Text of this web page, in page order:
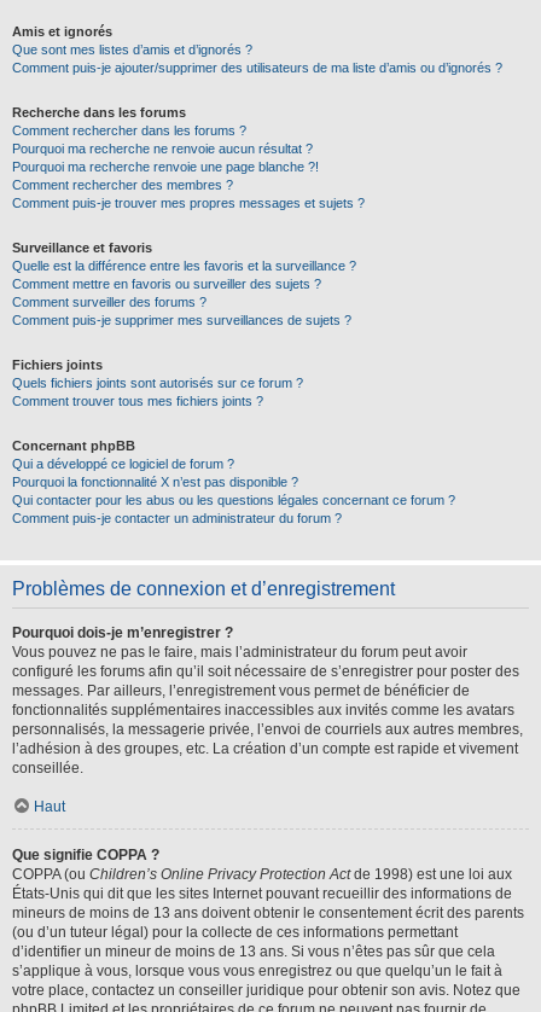
Amis et ignorés
Que sont mes listes d’amis et d’ignorés ?
Comment puis-je ajouter/supprimer des utilisateurs de ma liste d’amis ou d’ignorés ?
Recherche dans les forums
Comment rechercher dans les forums ?
Pourquoi ma recherche ne renvoie aucun résultat ?
Pourquoi ma recherche renvoie une page blanche ?!
Comment rechercher des membres ?
Comment puis-je trouver mes propres messages et sujets ?
Surveillance et favoris
Quelle est la différence entre les favoris et la surveillance ?
Comment mettre en favoris ou surveiller des sujets ?
Comment surveiller des forums ?
Comment puis-je supprimer mes surveillances de sujets ?
Fichiers joints
Quels fichiers joints sont autorisés sur ce forum ?
Comment trouver tous mes fichiers joints ?
Concernant phpBB
Qui a développé ce logiciel de forum ?
Pourquoi la fonctionnalité X n’est pas disponible ?
Qui contacter pour les abus ou les questions légales concernant ce forum ?
Comment puis-je contacter un administrateur du forum ?
Problèmes de connexion et d’enregistrement
Pourquoi dois-je m’enregistrer ?
Vous pouvez ne pas le faire, mais l’administrateur du forum peut avoir
configuré les forums afin qu’il soit nécessaire de s’enregistrer pour poster des
messages. Par ailleurs, l’enregistrement vous permet de bénéficier de
fonctionnalités supplémentaires inaccessibles aux invités comme les avatars
personnalisés, la messagerie privée, l’envoi de courriels aux autres membres,
l’adhésion à des groupes, etc. La création d’un compte est rapide et vivement
conseillée.
Haut
Que signifie COPPA ?
COPPA (ou Children’s Online Privacy Protection Actde 1998) est une loi aux
États-Unis qui dit que les sites Internet pouvant recueillir des informations de
mineurs de moins de 13 ans doivent obtenir le consentement écrit des parents
(ou d’un tuteur légal) pour la collecte de ces informations permettant
d’identifier un mineur de moins de 13 ans. Si vous n’êtes pas sûr que cela
s’applique à vous, lorsque vous vous enregistrez ou que quelqu’un le fait à
votre place, contactez un conseiller juridique pour obtenir son avis. Notez que